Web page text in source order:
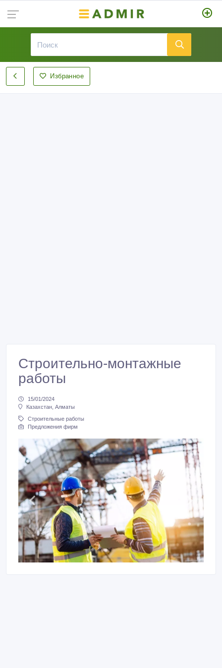
Избранное
Строительно-монтажные
работы
15/01/2024
Казахстан, Алматы
Строительные работы
Предложения фирм